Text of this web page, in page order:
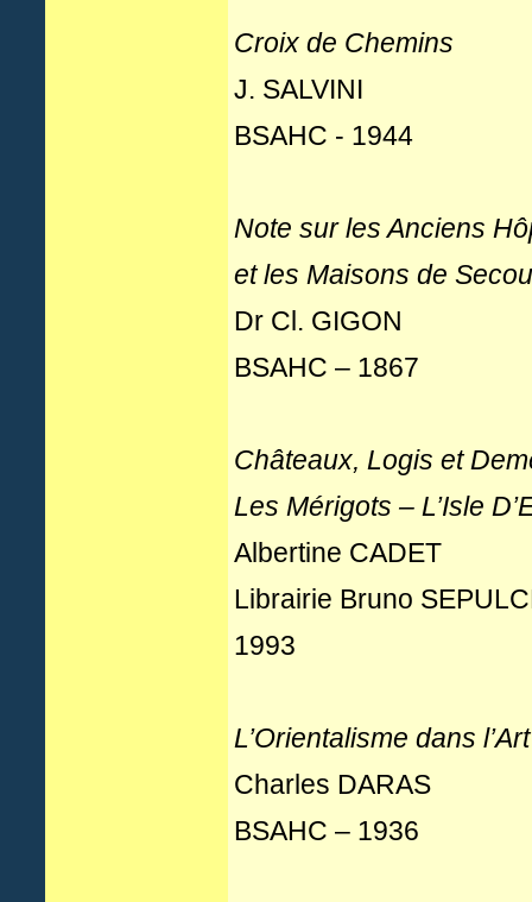
Croix de Chemins
J. SALVINI
BSAHC - 1944
Note sur les Anciens
et les Maisons de
Dr Cl. GIGON
BSAHC – 1867
Châteaux, Logis et
Les Mérigots – L’Isle
Albertine CADET
Librairie Bruno
1993
L’Orientalisme dans
Charles DARAS
BSAHC – 1936